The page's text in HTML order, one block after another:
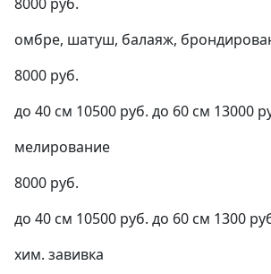
омбре, шатуш, балаяж,
8000 руб.
до 40 см 10500 руб. до 60 см 13000
мелирование
8000 руб.
до 40 см 10500 руб. до 60 см 1300
хим. завивка